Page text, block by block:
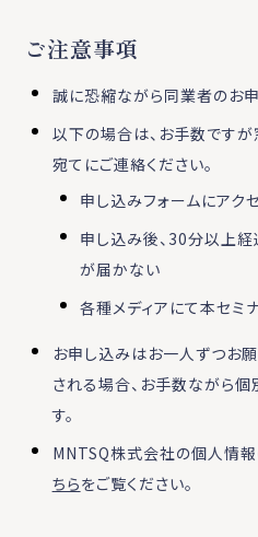
ご注意事項
誠に恐縮ながら同業者のお申
以下の場合は、お手数です
宛てにご連絡ください。
申し込みフォームにアク
申し込み後、30分以上経
が届かない
各種メディアにて本セミ
お申し込みはお一人ずつお
される場合、お手数ながら
す。
MNTSQ株式会社の個人情
ちらをご覧ください。